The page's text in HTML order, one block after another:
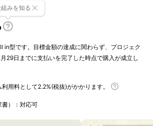
みを知る
in型です。目標金額の達成に関わらず、プロジェク
29日までに支払いを完了した時点で購入が成立し
用料として2.2%(税抜)がかかります。
書）：対応可